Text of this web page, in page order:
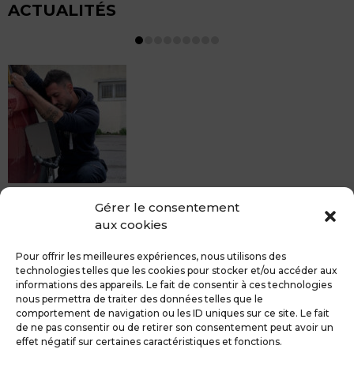
Gérer le consentement
aux cookies
Pour offrir les meilleures expériences, nous utilisons des
technologies telles que les cookies pour stocker et/ou accéder aux
informations des appareils. Le fait de consentir à ces technologies
nous permettra de traiter des données telles que le
comportement de navigation ou les ID uniques sur ce site. Le fait
de ne pas consentir ou de retirer son consentement peut avoir un
effet négatif sur certaines caractéristiques et fonctions.
ACTUALITÉS
MDCS BEZIERS vous propose le débosselage sans
peinture, sans rendez-vous mais Avec le sourire :)
du débosselage vous accueille sans rendez-...
MDCS GROUPE
Mentions légales